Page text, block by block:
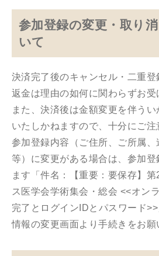
参加登録の変更・取り
いて
決済完了後のキャンセル・二重
返金は理由の如何に関わらずお受
また、決済後は金額変更を伴う
いたしかねますので、十分にご注
参加登録内容（ご住所、ご所属
等）に変更がある場合は、参加
ます「件名：【重要：要保存】
ス医学会学術集会・総会 <<オン
完了とログインIDとパスワード
情報の変更画面より手続きをお願